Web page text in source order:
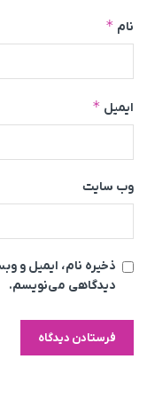
نام *
ایمیل *
وب‌ سایت
ذخیره نام، ایمیل و
دیدگاهی می‌نویسم.